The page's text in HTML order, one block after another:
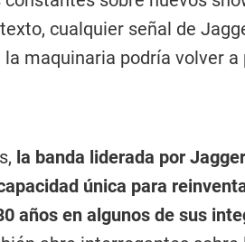
cualquier señal de
maquinaria podría volver a
la banda liderada por
única para
años en algunos de sus